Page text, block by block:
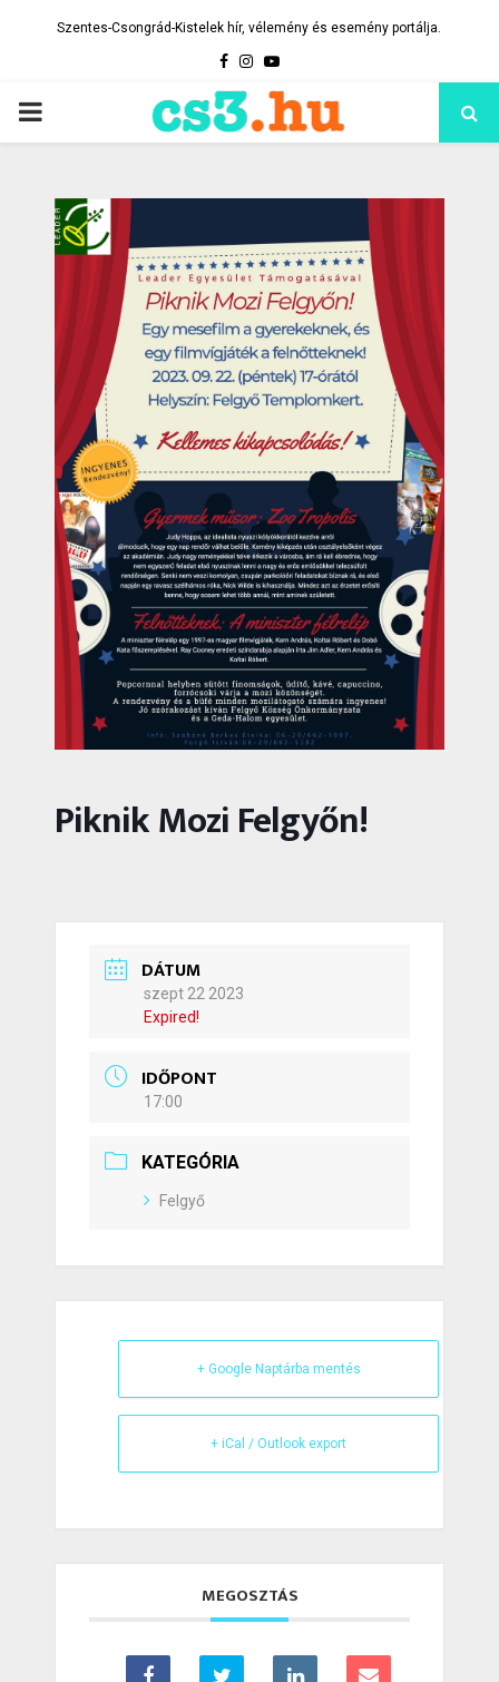
Szentes-Csongrád-Kistelek hír, vélemény és esemény portálja.
Facebook
Instagram
Youtube
PRIMARY
Piknik Mozi Felgyőn!
DÁTUM
szept 22 2023
Expired!
IDŐPONT
17:00
KATEGÓRIA
Felgyő
+ Google Naptárba mentés
+ iCal / Outlook export
MEGOSZTÁS